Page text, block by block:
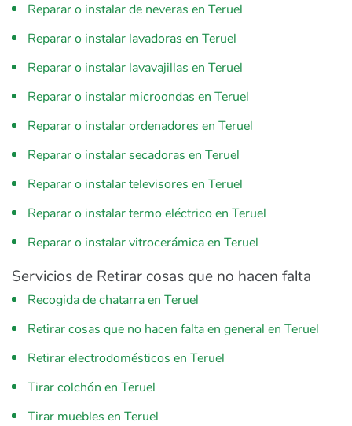
Reparar o instalar de neveras en Teruel
Reparar o instalar lavadoras en Teruel
Reparar o instalar lavavajillas en Teruel
Reparar o instalar microondas en Teruel
Reparar o instalar ordenadores en Teruel
Reparar o instalar secadoras en Teruel
Reparar o instalar televisores en Teruel
Reparar o instalar termo eléctrico en Teruel
Reparar o instalar vitrocerámica en Teruel
Servicios de Retirar cosas que no hacen falta
Recogida de chatarra en Teruel
Retirar cosas que no hacen falta en general en Teruel
Retirar electrodomésticos en Teruel
Tirar colchón en Teruel
Tirar muebles en Teruel